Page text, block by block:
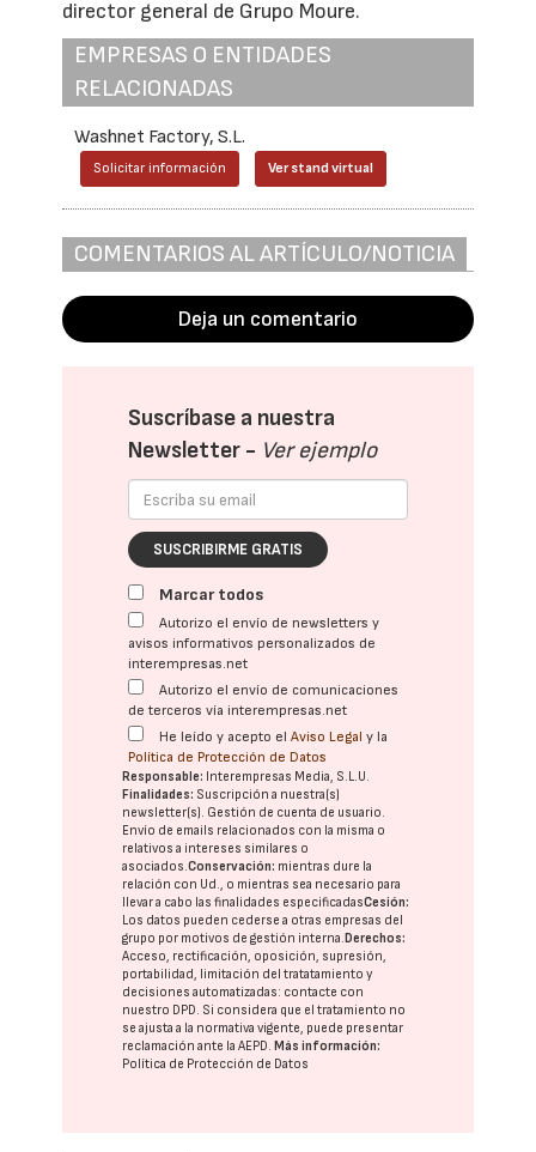
director general de Grupo Moure.
EMPRESAS O ENTIDADES
RELACIONADAS
Washnet Factory, S.L.
Solicitar información Ver stand virtual
COMENTARIOS AL ARTÍCULO/NOTICIA
Deja un comentario
Suscríbase a nuestra
Newsletter - Ver ejemplo
SUSCRIBIRME GRATIS
Marcar todos
Autorizo el envío de newsletters y
avisos informativos personalizados de
interempresas.net
Autorizo el envío de comunicaciones
de terceros vía interempresas.net
He leído y acepto elAviso Legal y la
Política de Protección de Datos
Responsable: Interempresas Media, S.L.U.
Finalidades: Suscripción a nuestra(s)
newsletter(s). Gestión de cuenta de usuario.
Envío de emails relacionados con la misma o
relativos a intereses similares o
asociados.Conservación: mientras dure la
relación con Ud., o mientras sea necesario para
llevar a cabo las finalidades especificadasCesión:
Los datos pueden cederse a otras empresas del
grupo por motivos de gestión interna. Derechos:
Acceso, rectificación, oposición, supresión,
portabilidad, limitación del tratatamiento y
decisiones automatizadas: contacte con
nuestro DPD. Si considera que el tratamiento no
se ajusta a la normativa vigente, puede presentar
reclamación ante laAEPD. Más información:
Política de Protección de Datos